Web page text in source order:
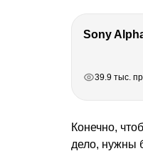
39.9 тыс.
Конечно,
дело, нужны